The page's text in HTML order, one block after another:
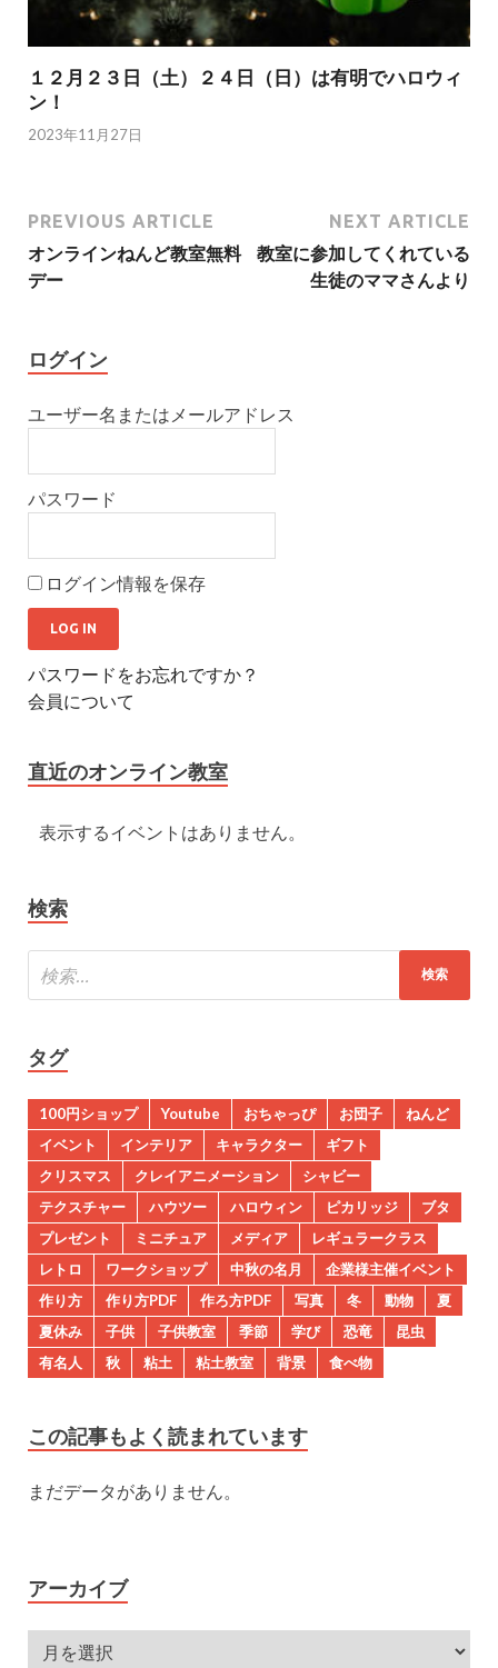
１２月２３日（土）２４日（日）は有明でハロウィ
ン！
2023年11月27日
PREVIOUS ARTICLE
オンラインねんど教室無料
デー
NEXT ARTICLE
教室に参加してくれている
生徒のママさんより
ログイン
ユーザー名またはメールアドレス
パスワード
ログイン情報を保存
パスワードをお忘れですか？
会員について
直近のオンライン教室
表示するイベントはありません。
検索
タグ
100円ショップ Youtube おちゃっぴ お団子
ねんど
イベント
インテリア キャラクター
ギフト
クリスマス
クレイアニメーション
シャビー
テクスチャー
ハウツー ハロウィン ピカリッジ
ブタ
プレゼント
ミニチュア メディア
レギュラークラス
レトロ
ワークショップ 中秋の名月
企業様主催イベント
作り方
作り方PDF 作ろ方PDF 写真 冬 動物
夏
夏休み
子供 子供教室 季節 学び 恐竜
昆虫
有名人
秋 粘土 粘土教室 背景 食べ物
この記事もよく読まれています
まだデータがありません。
アーカイブ